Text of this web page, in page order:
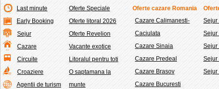
Last minute
Early Booking
Sejur
Cazare
Circuite
Croaziere
Agentii de turism
Oferte Speciale
Oferte litoral 2026
Oferte Revelion
Vacante exotice
Litoralul pentru toti
O saptamana la
munte
Oferte cazare Romania
Cazare Calimanesti-
Caciulata
Cazare Sinaia
Cazare Predeal
Cazare Brasov
Cazare Bucuresti
Sejur
Sejur
Sejur
Sejur
Sejur